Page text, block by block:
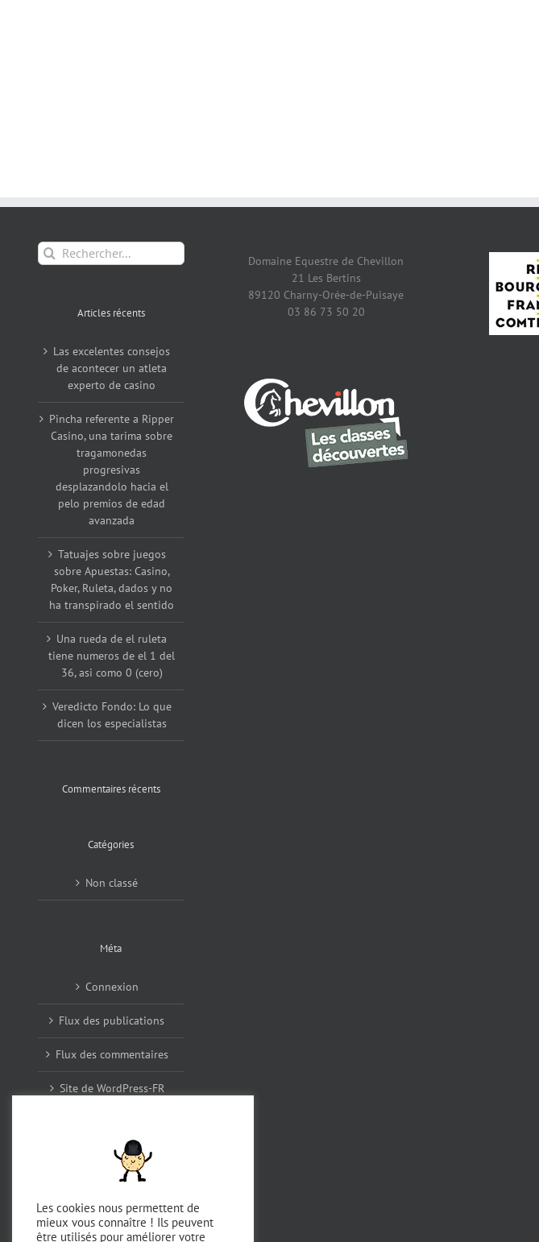
Rechercher:
Articles récents
Las excelentes consejos
de acontecer un atleta
experto de casino
Pincha referente a Ripper
Casino, una tarima sobre
tragamonedas
progresivas
desplazandolo hacia el
pelo premios de edad
avanzada
Tatuajes sobre juegos
sobre Apuestas: Casino,
Poker, Ruleta, dados y no
ha transpirado el sentido
Una rueda de el ruleta
tiene numeros de el 1 del
36, asi como 0 (cero)
Veredicto Fondo: Lo que
dicen los especialistas
Commentaires récents
Catégories
Non classé
Méta
Connexion
Flux des publications
Flux des commentaires
Site de WordPress-FR
Archives
août 2024
Domaine Equestre de Chevillon
21 Les Bertins
89120 Charny-Orée-de-Puisaye
03 86 73 50 20
Les cookies nous permettent de
mieux vous connaître ! Ils peuvent
être utilisés pour améliorer votre